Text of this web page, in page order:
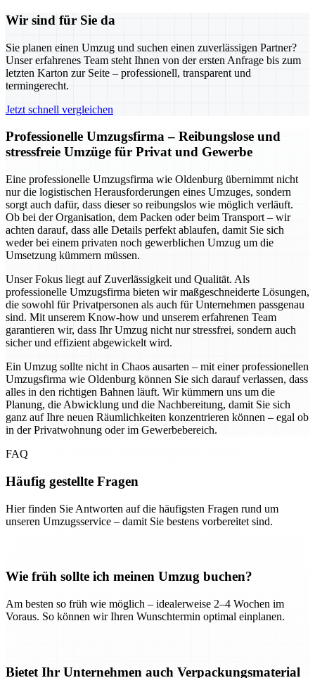
Wir sind für Sie da
Sie planen einen Umzug und suchen einen zuverlässigen Partner?
Unser erfahrenes Team steht Ihnen von der ersten Anfrage bis zum
letzten Karton zur Seite – professionell, transparent und
termingerecht.
Jetzt schnell vergleichen
Professionelle Umzugsfirma – Reibungslose und
stressfreie Umzüge für Privat und Gewerbe
Eine professionelle Umzugsfirma wie Oldenburg übernimmt nicht
nur die logistischen Herausforderungen eines Umzuges, sondern
sorgt auch dafür, dass dieser so reibungslos wie möglich verläuft.
Ob bei der Organisation, dem Packen oder beim Transport – wir
achten darauf, dass alle Details perfekt ablaufen, damit Sie sich
weder bei einem privaten noch gewerblichen Umzug um die
Umsetzung kümmern müssen.
Unser Fokus liegt auf Zuverlässigkeit und Qualität. Als
professionelle Umzugsfirma bieten wir maßgeschneiderte Lösungen,
die sowohl für Privatpersonen als auch für Unternehmen passgenau
sind. Mit unserem Know-how und unserem erfahrenen Team
garantieren wir, dass Ihr Umzug nicht nur stressfrei, sondern auch
sicher und effizient abgewickelt wird.
Ein Umzug sollte nicht in Chaos ausarten – mit einer professionellen
Umzugsfirma wie Oldenburg können Sie sich darauf verlassen, dass
alles in den richtigen Bahnen läuft. Wir kümmern uns um die
Planung, die Abwicklung und die Nachbereitung, damit Sie sich
ganz auf Ihre neuen Räumlichkeiten konzentrieren können – egal ob
in der Privatwohnung oder im Gewerbebereich.
FAQ
Häufig gestellte Fragen
Hier finden Sie Antworten auf die häufigsten Fragen rund um
unseren Umzugsservice – damit Sie bestens vorbereitet sind.
Wie früh sollte ich meinen Umzug buchen?
Am besten so früh wie möglich – idealerweise 2–4 Wochen im
Voraus. So können wir Ihren Wunschtermin optimal einplanen.
Bietet Ihr Unternehmen auch Verpackungsmaterial